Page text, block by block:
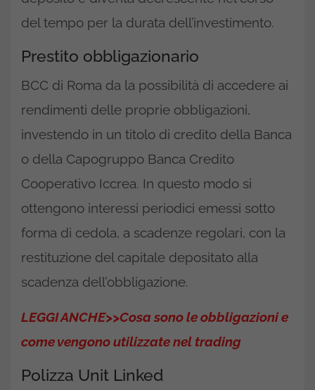
del tempo per la durata dell’investimento.
Prestito obbligazionario
BCC di Roma da la possibilità di accedere ai
rendimenti delle proprie obbligazioni,
investendo in un titolo di credito della Banca
o della Capogruppo Banca Credito
Cooperativo Iccrea. In questo modo si
ottengono interessi periodici emessi sotto
forma di cedola, a scadenze regolari, con la
restituzione del capitale depositato alla
scadenza dell’obbligazione.
LEGGI ANCHE>>Cosa sono le obbligazioni e
come vengono utilizzate nel trading
Polizza Unit Linked